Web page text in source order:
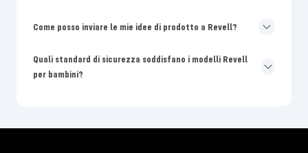
Come posso inviare le mie idee di prodotto a Revell?
Quali standard di sicurezza soddisfano i modelli Revell
per bambini?